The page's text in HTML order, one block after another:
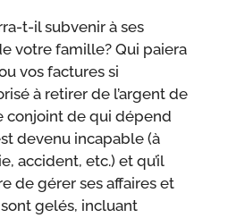
t-il subvenir à ses
votre famille? Qui paiera
vos factures si
à retirer de l’argent de
conjoint de qui dépend
devenu incapable (à
accident, etc.) et qu’il
de gérer ses affaires et
gelés, incluant